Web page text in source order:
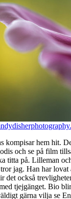
kompisar hem hit.
och se på film
titta på. Lilleman
jag. Han har lovat
det också
tjejgänget. Bio
gärna vilja se